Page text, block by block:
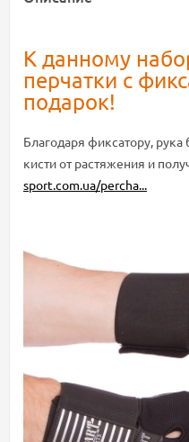
К данному
перчатки с
подарок!
Благодаря фиксатору, рука
кисти от растяжения и
sport.com.ua/percha...